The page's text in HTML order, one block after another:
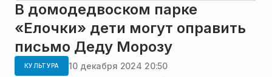
В домодедвоском парке
«Елочки» дети могут оправить
письмо Деду Морозу
КУЛЬТУРА 10 декабря 2024 20:50